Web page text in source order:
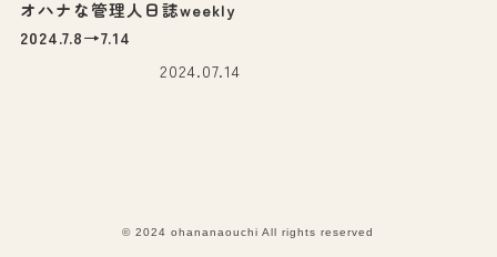
オハナな管理人日誌weekly
2024.7.8→7.14
2024.07.14
© 2024 ohananaouchi All rights reserved